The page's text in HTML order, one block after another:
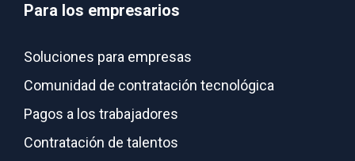
Para los empresarios
Soluciones para empresas
Comunidad de contratación tecnológica
Pagos a los trabajadores
Contratación de talentos